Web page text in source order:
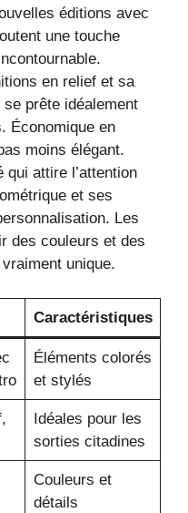
éditions avec
une touche
en relief et sa
prête idéalement
Économique en
moins élégant.
qui attire l’attention
et ses
Les
des couleurs et des
unique.
Caractéristiques
Éléments colorés
et stylés
Idéales pour les
sorties citadines
Couleurs et
détails